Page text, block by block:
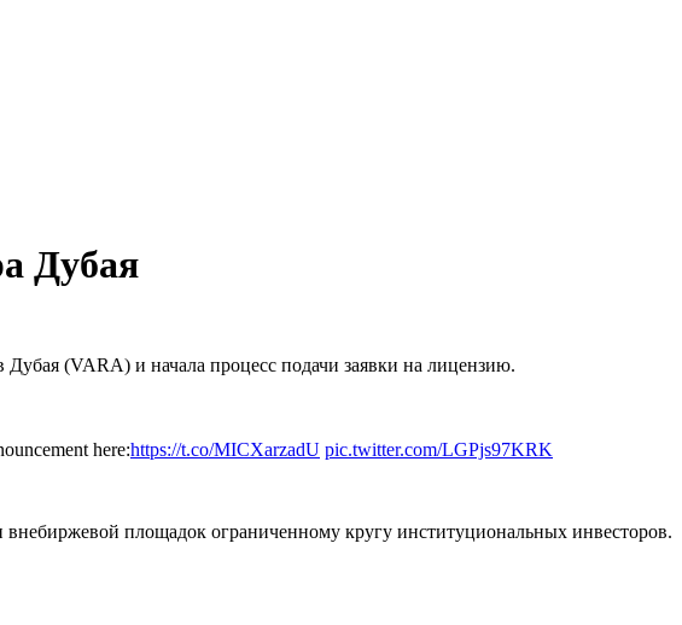
Дубая
(VARA) и начала процесс подачи заявки на лицензию.
here:https://t.co/MICXarzadU pic.twitter.com/LGPjs97KRK
площадок ограниченному кругу институциональных инвесторов.